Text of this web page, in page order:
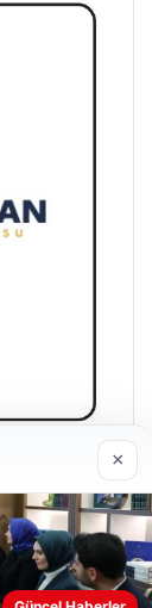
×